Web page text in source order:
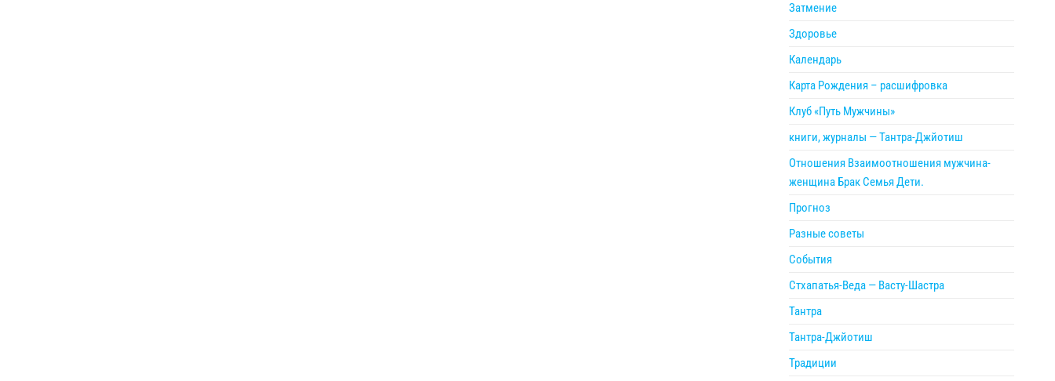
Затмение
Здоровье
Календарь
Карта Рождения – расшифровка
Клуб «Путь Мужчины»
книги, журналы — Тантра-Джйотиш
Отношения Взаимоотношения мужчина-
женщина Брак Семья Дети.
Прогноз
Разные советы
События
Стхапатья-Веда — Васту-Шастра
Тантра
Тантра-Джйотиш
Традиции